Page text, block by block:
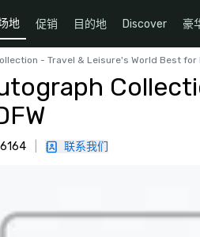
地 促销 目的地 Discover 豪
- Travel & Leisure's World Best for
联系我们